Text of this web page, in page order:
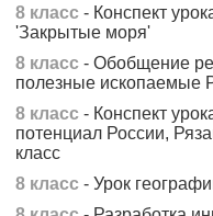
8 класс - Конспект
'Закрытые моря'
8 класс - Обобщение
полезные ископаемые
8 класс - Конспект
потенциал России,
класс
8 класс - Урок